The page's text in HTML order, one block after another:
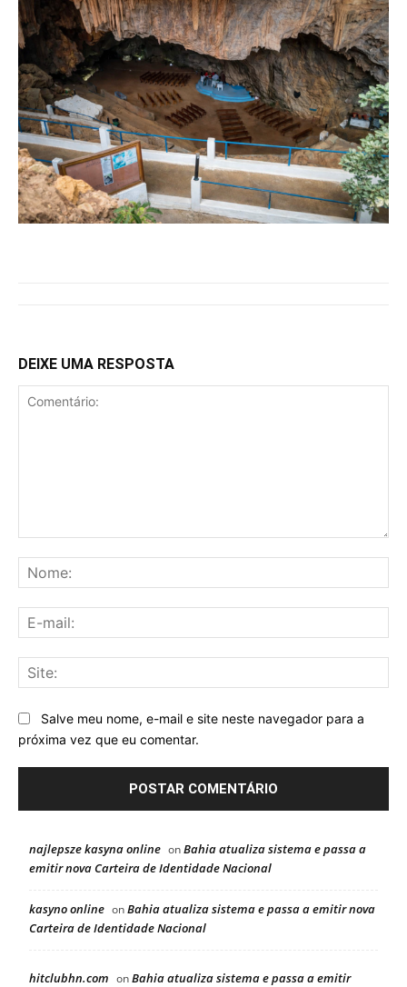
DEIXE UMA RESPOSTA
Salve meu nome, e-mail e site neste navegador para a
próxima vez que eu comentar.
najlepsze kasyna online onBahia atualiza sistema e passa a
emitir nova Carteira de Identidade Nacional
kasyno online onBahia atualiza sistema e passa a emitir nova
Carteira de Identidade Nacional
hitclubhn.com onBahia atualiza sistema e passa a emitir